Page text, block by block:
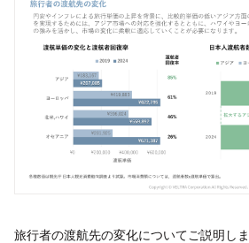
旅行者の渡航先の変化についてご説明しま